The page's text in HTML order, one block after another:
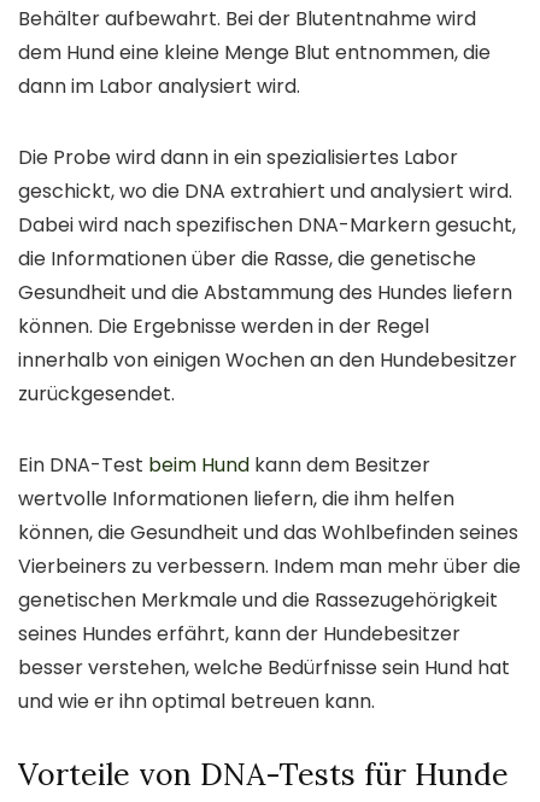
Behälter aufbewahrt. Bei der Blutentnahme wird
dem Hund eine kleine Menge Blut entnommen, die
dann im Labor analysiert wird.
Die Probe wird dann in ein spezialisiertes Labor
geschickt, wo die DNA extrahiert und analysiert wird.
Dabei wird nach spezifischen DNA-Markern gesucht,
die Informationen über die Rasse, die genetische
Gesundheit und die Abstammung des Hundes liefern
können. Die Ergebnisse werden in der Regel
innerhalb von einigen Wochen an den Hundebesitzer
zurückgesendet.
Ein DNA-Test beim Hund kann dem Besitzer
wertvolle Informationen liefern, die ihm helfen
können, die Gesundheit und das Wohlbefinden seines
Vierbeiners zu verbessern. Indem man mehr über die
genetischen Merkmale und die Rassezugehörigkeit
seines Hundes erfährt, kann der Hundebesitzer
besser verstehen, welche Bedürfnisse sein Hund hat
und wie er ihn optimal betreuen kann.
Vorteile von DNA-Tests für Hunde